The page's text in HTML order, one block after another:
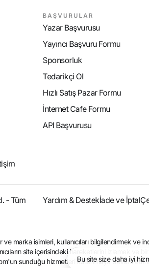
BAŞVURULAR
Yazar Başvurusu
Yayıncı Başvuru Formu
Sponsorluk
Tedarikçi Ol
Hızlı Satış Pazar Formu
İnternet Cafe Formu
API Başvurusu
- Tüm
Yardım & Destekİade ve İptal
ve marka isimleri, kullanıcıları bilgilendirmek
site içerisindeki hareketlerini izlemek ve
sunduğu hizmetleri kullanmaya devam
Bu site size daha iyi